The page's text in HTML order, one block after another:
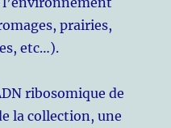
prairies,
etc…).
ribosomique de
la collection, une